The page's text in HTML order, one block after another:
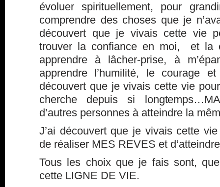
évoluer spirituellement, pour
comprendre des choses que je
découvert que je vivais cette vie
trouver la confiance en moi, et la
apprendre à lâcher-prise, à
apprendre l’humilité, le courage
découvert que je vivais cette vie
cherche depuis si
d’autres personnes à atteindre la
J’ai découvert que je vivais cette
de réaliser MES REVES et
Tous les choix que je fais sont,
cette LIGNE DE VIE.